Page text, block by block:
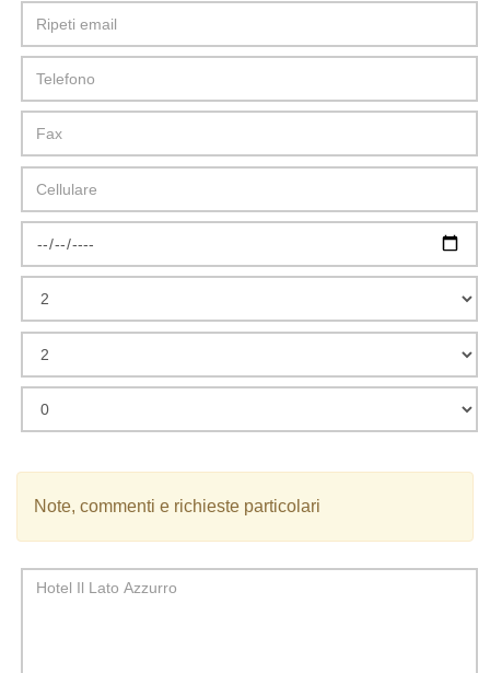
Note, commenti e richieste particolari